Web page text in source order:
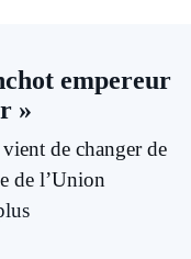
empereur
»
de changer de
de l’Union